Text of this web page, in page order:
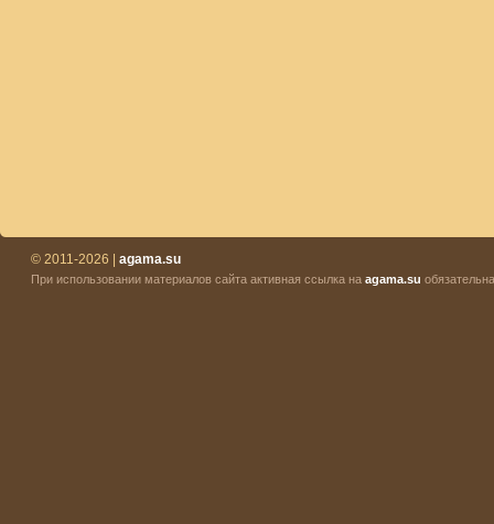
© 2011-2026 | agama.su
При использовании материалов сайта активная ссылка на agama.su